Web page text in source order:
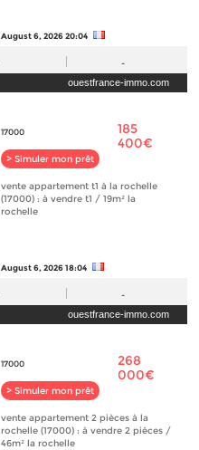
August 6, 2026 20:04
-
ouestfrance-immo.com
17000
> Simuler mon prêt
185
400€
vente appartement t1 à la rochelle
(17000) : à vendre t1 / 19m² la
rochelle
August 6, 2026 18:04
-
ouestfrance-immo.com
17000
> Simuler mon prêt
268
000€
vente appartement 2 pièces à la
rochelle (17000) : à vendre 2 pièces /
46m² la rochelle